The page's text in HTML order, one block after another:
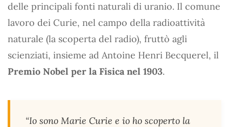
delle principali fonti naturali di uranio. Il comune
lavoro dei Curie, nel campo della radioattività
naturale (la scoperta del radio), fruttò agli
scienziati, insieme ad Antoine Henri Becquerel, il
Premio Nobel per la Fisica nel 1903.
“Io sono Marie Curie e io ho scoperto la